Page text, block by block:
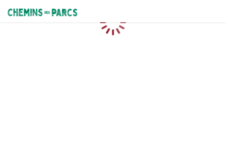
Chemins des Parcs
Loading